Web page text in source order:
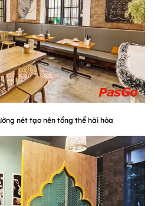
nét tạo nên tổng thể hài hòa